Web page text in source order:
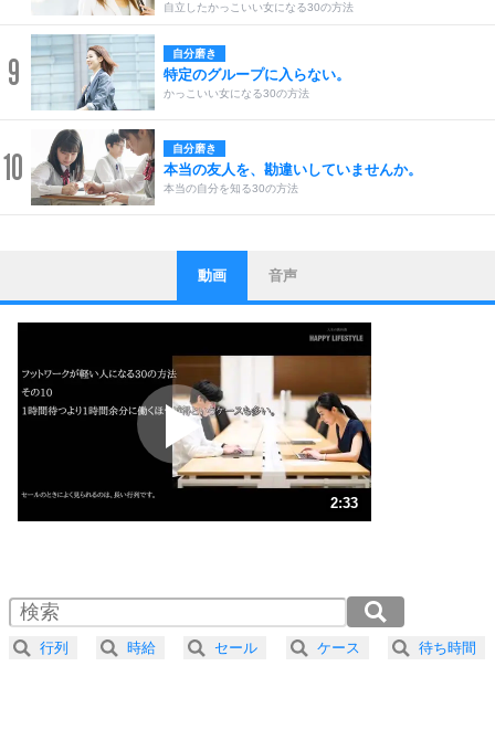
自立したかっこいい女になる30の方法
9 自分磨き
特定のグループに入らない。
かっこいい女になる30の方法
10 自分磨き
本当の友人を、勘違いしていませんか。
本当の自分を知る30の方法
1
ストレス対策
他人と比べない。
いっそのこと、他人を見ない。
いらいらしない人になる30の方法
プラス思考
ポジティブになれない原因は、行動しないから。
ポジティブ思考になる30の方法
ストレス対策
人生、なんとかなるもの。
気楽に生きる30の方法
4 器の大きい人は、怒りを優しさで表現する。
プラス思考
動画 音声
2:33
2.0倍速 （301KB 1分16秒）
2.5倍速 （241KB 1分1秒）
3.0倍速 （201KB 51秒）
行列 時給 セール ケース 待ち時間